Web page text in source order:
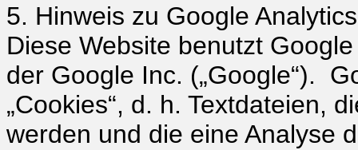
5. Hinweis zu Google Analytics
Diese Website benutzt
der Google Inc. („Google“).
„Cookies“, d. h. Textdateien,
werden und die eine Analyse